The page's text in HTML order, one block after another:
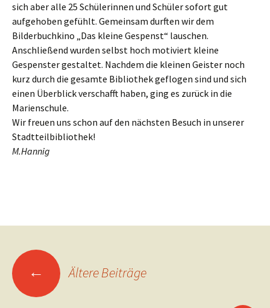
sich aber alle 25 Schülerinnen und Schüler sofort gut
aufgehoben gefühlt. Gemeinsam durften wir dem
Bilderbuchkino „Das kleine Gespenst“ lauschen.
Anschließend wurden selbst hoch motiviert kleine
Gespenster gestaltet. Nachdem die kleinen Geister noch
kurz durch die gesamte Bibliothek geflogen sind und sich
einen Überblick verschafft haben, ging es zurück in die
Marienschule.
Wir freuen uns schon auf den nächsten Besuch in unserer
Stadtteilbibliothek!
M.Hannig
Beitragsnavigation
← Ältere Beiträge